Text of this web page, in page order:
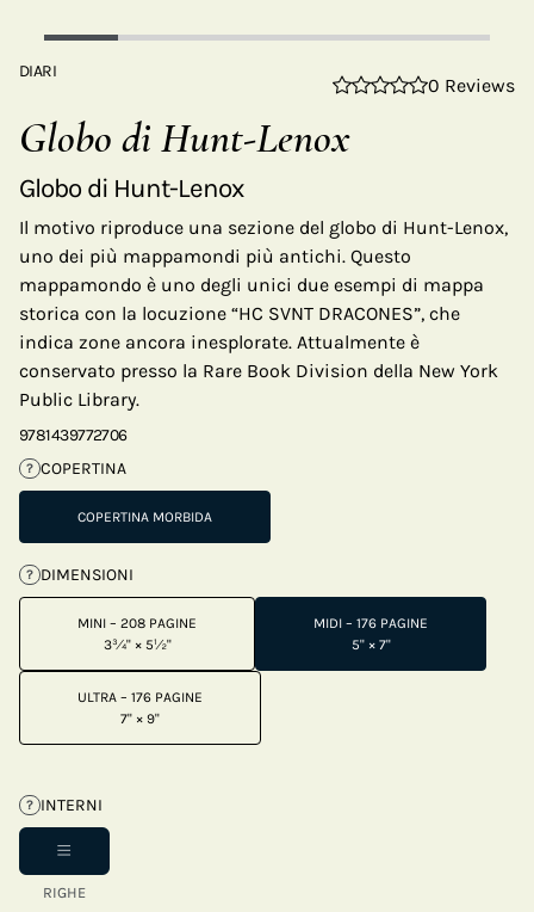
DIARI
0 Reviews
Globo di Hunt-Lenox
Globo di Hunt-Lenox
Il motivo riproduce una sezione del globo di Hunt-Lenox,
uno dei più mappamondi più antichi. Questo
mappamondo è uno degli unici due esempi di mappa
storica con la locuzione “HC SVNT DRACONES”, che
indica zone ancora inesplorate. Attualmente è
conservato presso la Rare Book Division della New York
Public Library.
9781439772706
? COPERTINA
COPERTINA MORBIDA
? DIMENSIONI
MINI – 208 PAGINE
3¾" × 5½"
MIDI – 176 PAGINE
5" × 7"
ULTRA – 176 PAGINE
7" × 9"
? INTERNI
RIGHE